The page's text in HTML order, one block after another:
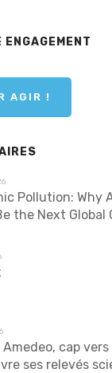
ENGAGEMENT
AGIR !
Pollution: Why
the Next Global
Amedeo, cap
ses relevés